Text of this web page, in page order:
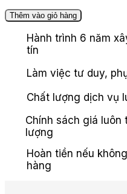
Thêm vào giỏ hàng
Hành trình 6 năm
tín
Làm việc tư duy,
Chất lượng dịch vụ
Chính sách giá
lượng
Hoàn tiền nếu
hàng